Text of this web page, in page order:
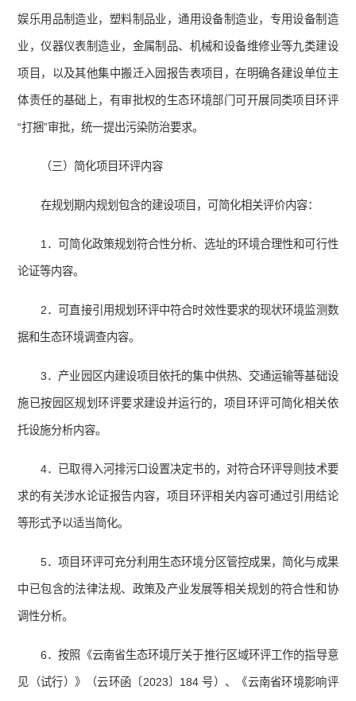
娱乐用品制造业，塑料制品业，通用设备制造业，专用设备制造
业，仪器仪表制造业，金属制品、机械和设备维修业等九类建设
项目，以及其他集中搬迁入园报告表项目，在明确各建设单位主
体责任的基础上，有审批权的生态环境部门可开展同类项目环评
“打捆”审批，统一提出污染防治要求。
（三）简化项目环评内容
在规划期内规划包含的建设项目，可简化相关评价内容：
1．可简化政策规划符合性分析、选址的环境合理性和可行性
论证等内容。
2．可直接引用规划环评中符合时效性要求的现状环境监测数
据和生态环境调查内容。
3．产业园区内建设项目依托的集中供热、交通运输等基础设
施已按园区规划环评要求建设并运行的，项目环评可简化相关依
托设施分析内容。
4．已取得入河排污口设置决定书的，对符合环评导则技术要
求的有关涉水论证报告内容，项目环评相关内容可通过引用结论
等形式予以适当简化。
5．项目环评可充分利用生态环境分区管控成果，简化与成果
中已包含的法律法规、政策及产业发展等相关规划的符合性和协
调性分析。
6．按照《云南省生态环境厅关于推行区域环评工作的指导意
见（试行）》（云环函〔2023〕184 号）、《云南省环境影响评